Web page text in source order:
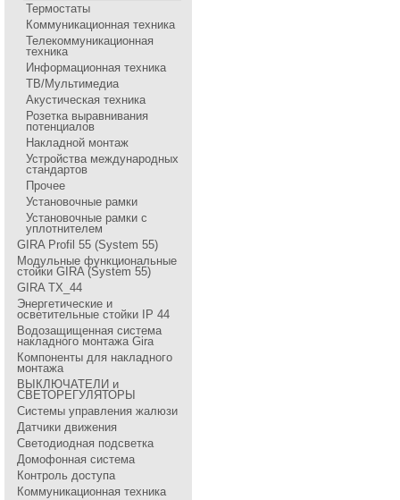
Термостаты
Коммуникационная техника
Телекоммуникационная
техника
Информационная техника
ТВ/Мультимедиа
Акустическая техника
Розетка выравнивания
потенциалов
Накладной монтаж
Устройства международных
стандартов
Прочее
Установочные рамки
Установочные рамки с
уплотнителем
GIRA Profil 55 (System 55)
Модульные функциональные
стойки GIRA (System 55)
GIRA TX_44
Энергетические и
осветительные стойки IP 44
Водозащищенная система
накладного монтажа Gira
Компоненты для накладного
монтажа
ВЫКЛЮЧАТЕЛИ и
СВЕТОРЕГУЛЯТОРЫ
Системы управления жалюзи
Датчики движения
Светодиодная подсветка
Домофонная система
Контроль доступа
Коммуникационная техника